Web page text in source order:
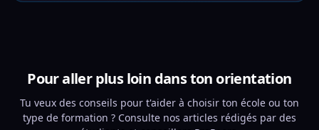
Pour aller plus loin dans ton orientation
Tu veux des conseils pour t'aider à choisir ton école ou ton
type de formation ? Consulte nos articles rédigés par des